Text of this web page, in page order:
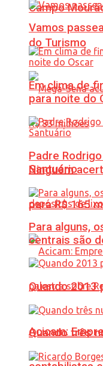
Campo
do Turismo
Ninguém
para R$ 165
Acicam:
Vamos
Em clima de
para noite do
Padre
Santuário
Para alguns,
centrais são
Quando 2013
Quando três